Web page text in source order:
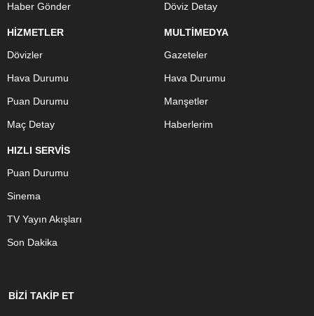
Haber Gönder Döviz Detay
HİZMETLER
Dövizler
Hava Durumu
Puan Durumu
Maç Detay
MULTİMEDYA
Gazeteler
Hava Durumu
Manşetler
Haberlerim
HIZLI SERVİS
Puan Durumu
Sinema
TV Yayın Akışları
Son Dakika
BİZİ TAKİP ET